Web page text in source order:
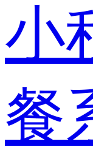
小
餐